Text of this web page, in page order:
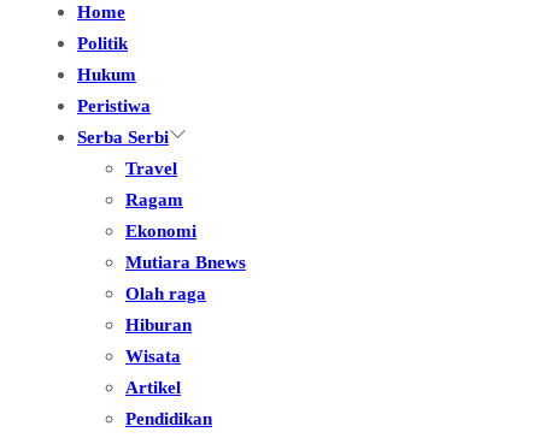
Home
Politik
Hukum
Peristiwa
Serba Serbi
Travel
Ragam
Ekonomi
Mutiara Bnews
Olah raga
Hiburan
Wisata
Artikel
Pendidikan